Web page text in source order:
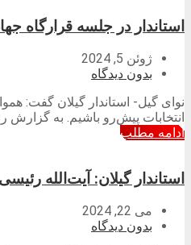
استاندار در جلسه قرارگاه
ژوئن 5, 2024
بدون دیدگاه
نوای گیل- استاندار گیلان گفت:
انتخابات پیش‌رو باشیم. به گزارش
ادامه مطلب
استاندار گیلان: آیت‌الله
می 22, 2024
بدون دیدگاه